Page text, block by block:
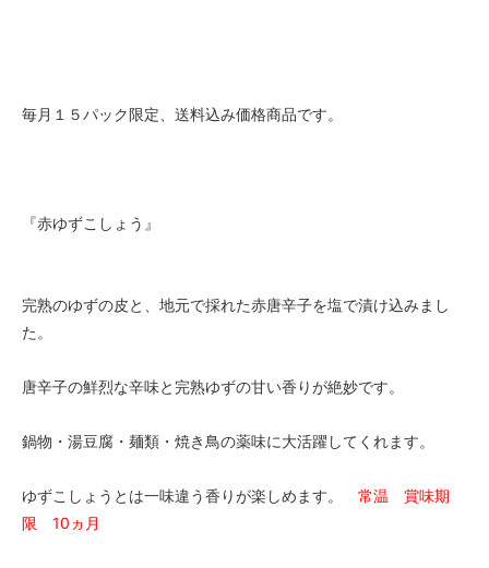
毎月１５パック限定、送料込み価格商品です。
『赤ゆずこしょう』
完熟のゆずの皮と、地元で採れた赤唐辛子を塩で漬け込みまし
た。
唐辛子の鮮烈な辛味と完熟ゆずの甘い香りが絶妙です。
鍋物・湯豆腐・麺類・焼き鳥の薬味に大活躍してくれます。
ゆずこしょうとは一味違う香りが楽しめます。 常温 賞味期
限 10ヵ月